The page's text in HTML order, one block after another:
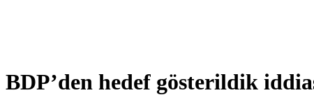
BDP’den hedef gösterildik